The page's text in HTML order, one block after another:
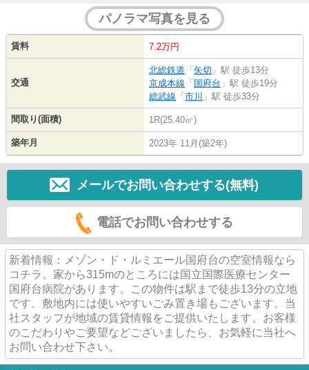
パノラマ写真を見る
賃料 7.2万円
交通
北総鉄道 「 矢切 」駅 徒歩13分
京成本線 「 国府台 」駅 徒歩19分
総武線 「 市川 」駅 徒歩33分
間取り(面積) 1R(25.40㎡)
築年月 2023年 11月(築2年)
メールでお問い合わせする(無料)
電話でお問い合わせする
新着情報：メゾン・ド・ルミエール国府台の空室情報なら
コチラ。家から315mのところには国立国際医療センター
国府台病院があります。この物件は駅まで徒歩13分の立地
です。敷地内には使いやすいごみ置き場もございます。当
社スタッフが地域の賃貸情報をご提供いたします。お客様
のこだわりやご要望などございましたら、お気軽に当社へ
お問い合わせ下さい。